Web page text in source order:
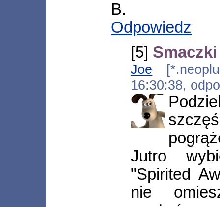
B.
Odpowiedz
[5]
Joe
16:30:38,
Jutro
"Spirited
nie